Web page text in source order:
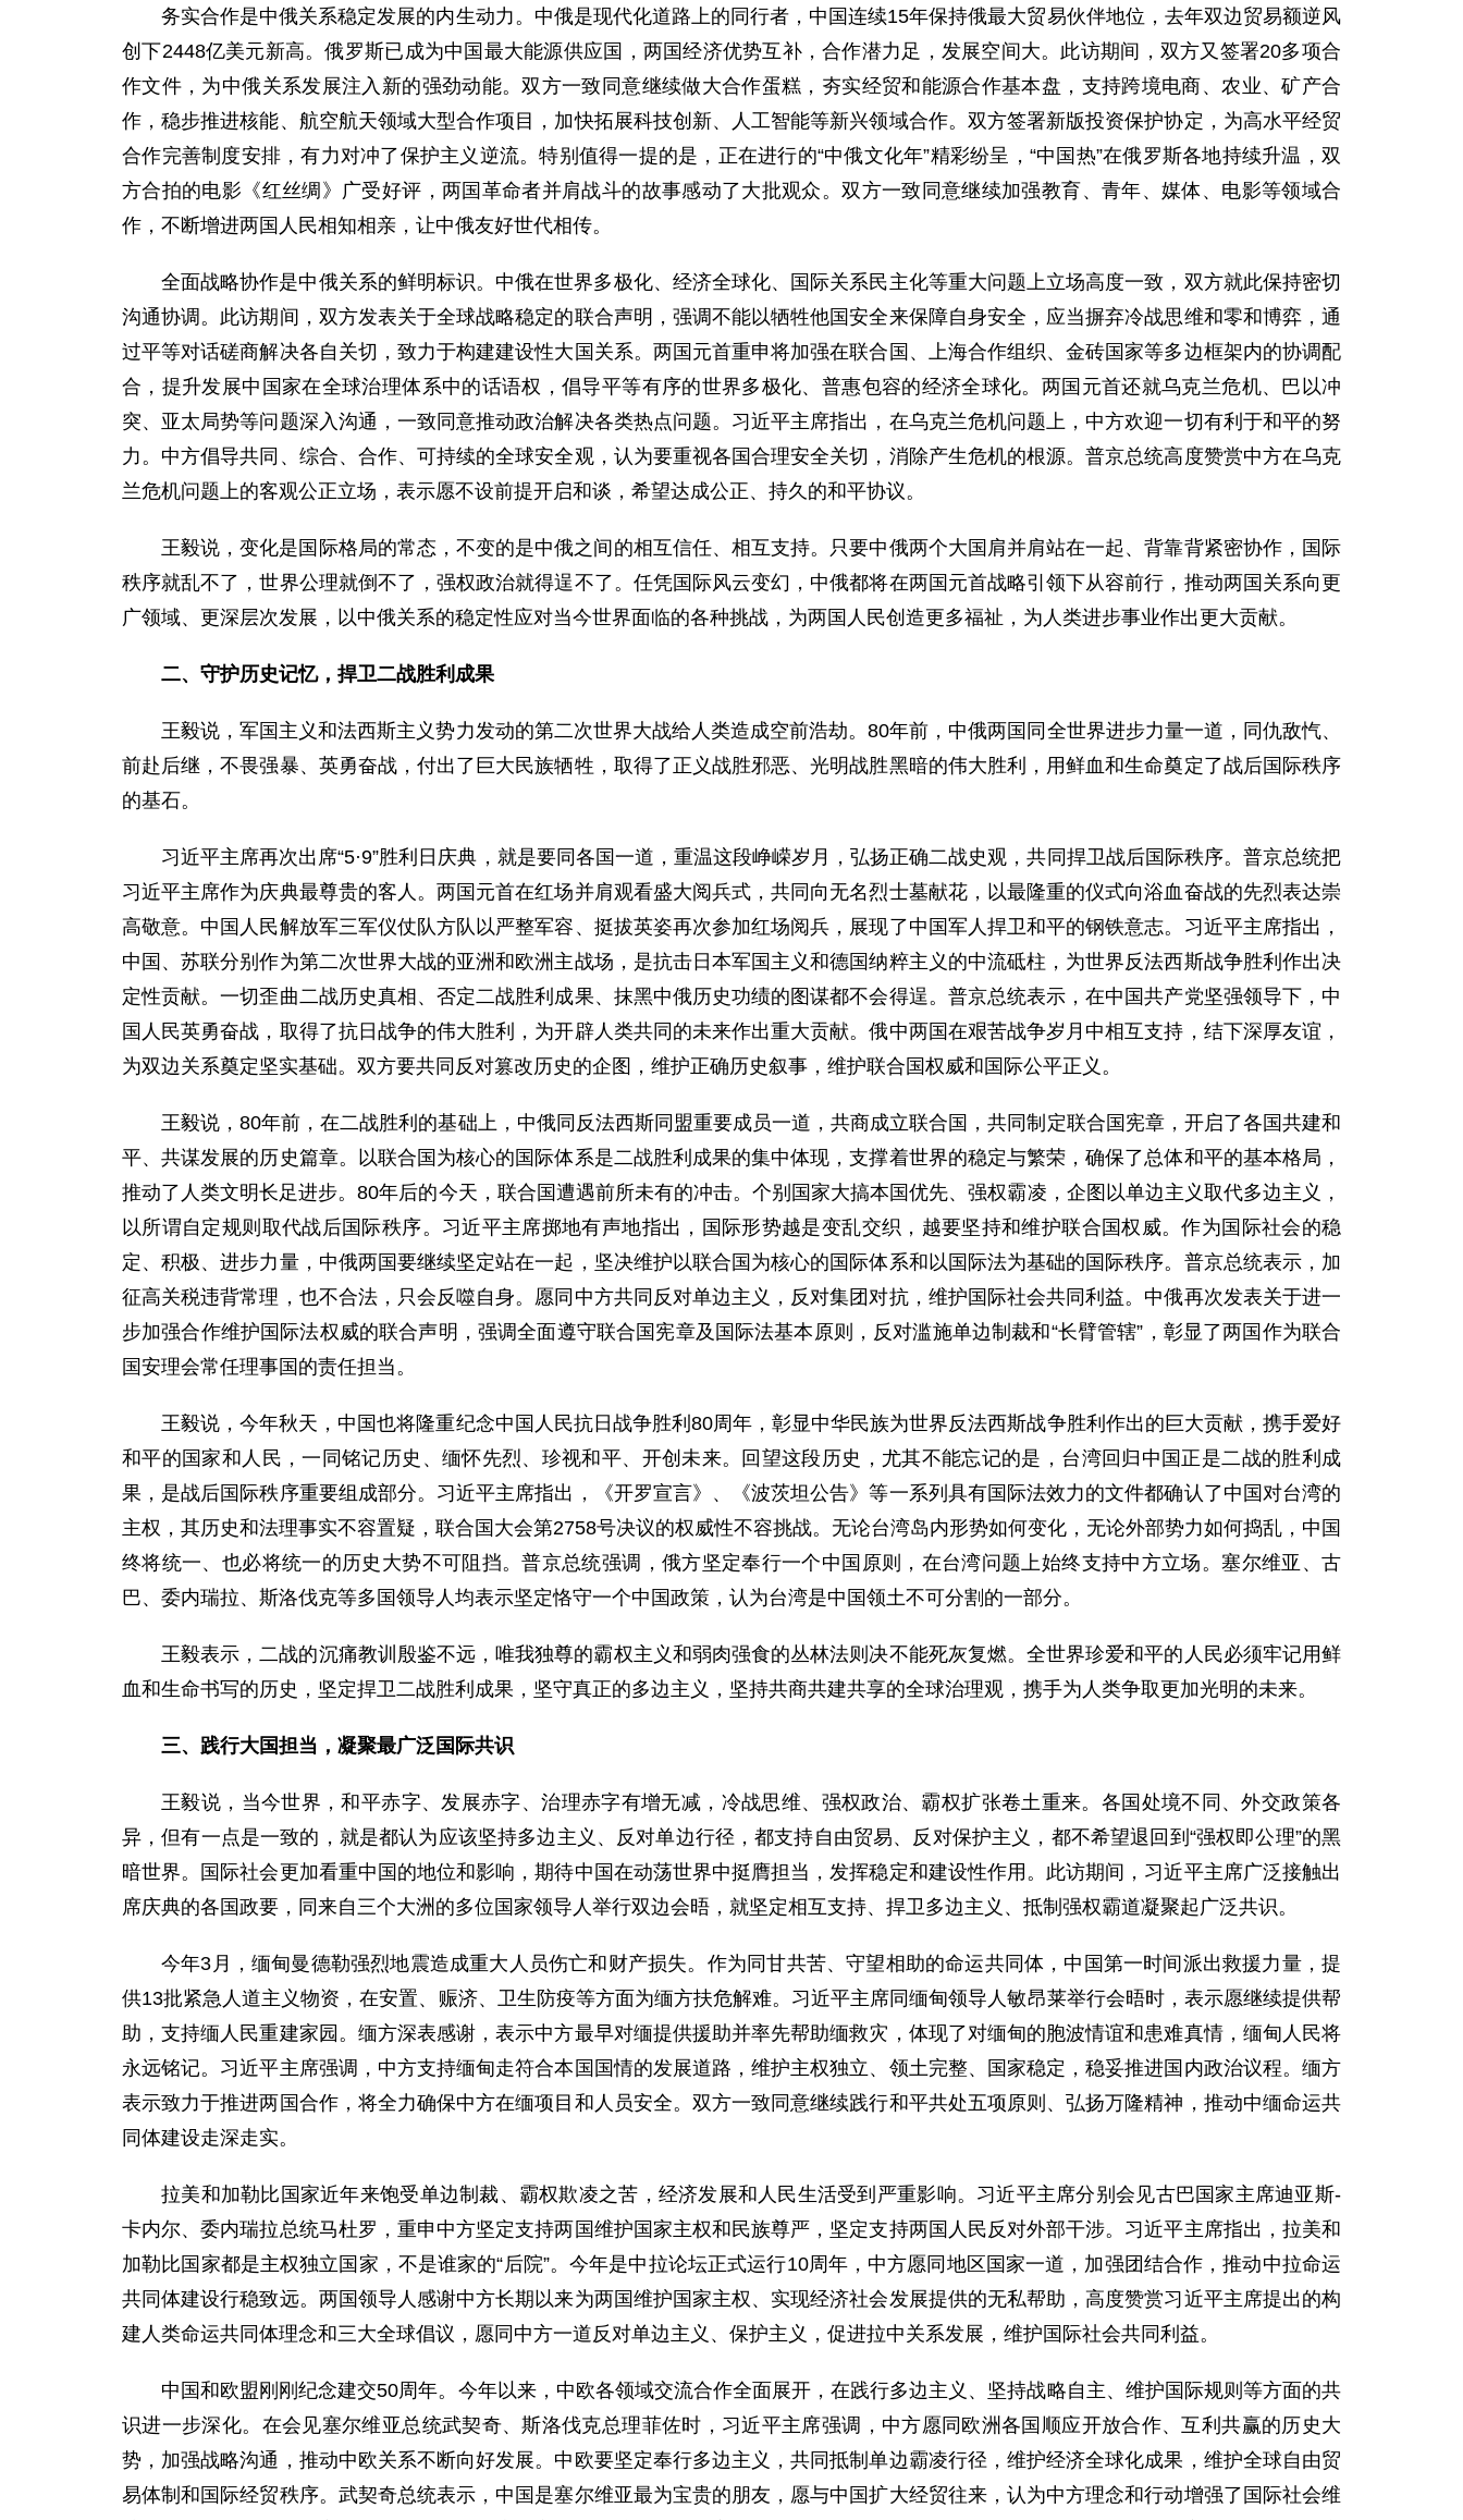
务实合作是中俄关系稳定发展的内生动力。中俄是现代化道路上的同行者，中国连续15年保持俄最大贸易伙伴地位，去年双边贸易额逆风
创下2448亿美元新高。俄罗斯已成为中国最大能源供应国，两国经济优势互补，合作潜力足，发展空间大。此访期间，双方又签署20多项合
作文件，为中俄关系发展注入新的强劲动能。双方一致同意继续做大合作蛋糕，夯实经贸和能源合作基本盘，支持跨境电商、农业、矿产合
作，稳步推进核能、航空航天领域大型合作项目，加快拓展科技创新、人工智能等新兴领域合作。双方签署新版投资保护协定，为高水平经贸
合作完善制度安排，有力对冲了保护主义逆流。特别值得一提的是，正在进行的“中俄文化年”精彩纷呈，“中国热”在俄罗斯各地持续升温，双
方合拍的电影《红丝绸》广受好评，两国革命者并肩战斗的故事感动了大批观众。双方一致同意继续加强教育、青年、媒体、电影等领域合
作，不断增进两国人民相知相亲，让中俄友好世代相传。
全面战略协作是中俄关系的鲜明标识。中俄在世界多极化、经济全球化、国际关系民主化等重大问题上立场高度一致，双方就此保持密切
沟通协调。此访期间，双方发表关于全球战略稳定的联合声明，强调不能以牺牲他国安全来保障自身安全，应当摒弃冷战思维和零和博弈，通
过平等对话磋商解决各自关切，致力于构建建设性大国关系。两国元首重申将加强在联合国、上海合作组织、金砖国家等多边框架内的协调配
合，提升发展中国家在全球治理体系中的话语权，倡导平等有序的世界多极化、普惠包容的经济全球化。两国元首还就乌克兰危机、巴以冲
突、亚太局势等问题深入沟通，一致同意推动政治解决各类热点问题。习近平主席指出，在乌克兰危机问题上，中方欢迎一切有利于和平的努
力。中方倡导共同、综合、合作、可持续的全球安全观，认为要重视各国合理安全关切，消除产生危机的根源。普京总统高度赞赏中方在乌克
兰危机问题上的客观公正立场，表示愿不设前提开启和谈，希望达成公正、持久的和平协议。
王毅说，变化是国际格局的常态，不变的是中俄之间的相互信任、相互支持。只要中俄两个大国肩并肩站在一起、背靠背紧密协作，国际
秩序就乱不了，世界公理就倒不了，强权政治就得逞不了。任凭国际风云变幻，中俄都将在两国元首战略引领下从容前行，推动两国关系向更
广领域、更深层次发展，以中俄关系的稳定性应对当今世界面临的各种挑战，为两国人民创造更多福祉，为人类进步事业作出更大贡献。
二、守护历史记忆，捍卫二战胜利成果
王毅说，军国主义和法西斯主义势力发动的第二次世界大战给人类造成空前浩劫。80年前，中俄两国同全世界进步力量一道，同仇敌忾、
前赴后继，不畏强暴、英勇奋战，付出了巨大民族牺牲，取得了正义战胜邪恶、光明战胜黑暗的伟大胜利，用鲜血和生命奠定了战后国际秩序
的基石。
习近平主席再次出席“5·9”胜利日庆典，就是要同各国一道，重温这段峥嵘岁月，弘扬正确二战史观，共同捍卫战后国际秩序。普京总统把
习近平主席作为庆典最尊贵的客人。两国元首在红场并肩观看盛大阅兵式，共同向无名烈士墓献花，以最隆重的仪式向浴血奋战的先烈表达崇
高敬意。中国人民解放军三军仪仗队方队以严整军容、挺拔英姿再次参加红场阅兵，展现了中国军人捍卫和平的钢铁意志。习近平主席指出，
中国、苏联分别作为第二次世界大战的亚洲和欧洲主战场，是抗击日本军国主义和德国纳粹主义的中流砥柱，为世界反法西斯战争胜利作出决
定性贡献。一切歪曲二战历史真相、否定二战胜利成果、抹黑中俄历史功绩的图谋都不会得逞。普京总统表示，在中国共产党坚强领导下，中
国人民英勇奋战，取得了抗日战争的伟大胜利，为开辟人类共同的未来作出重大贡献。俄中两国在艰苦战争岁月中相互支持，结下深厚友谊，
为双边关系奠定坚实基础。双方要共同反对篡改历史的企图，维护正确历史叙事，维护联合国权威和国际公平正义。
王毅说，80年前，在二战胜利的基础上，中俄同反法西斯同盟重要成员一道，共商成立联合国，共同制定联合国宪章，开启了各国共建和
平、共谋发展的历史篇章。以联合国为核心的国际体系是二战胜利成果的集中体现，支撑着世界的稳定与繁荣，确保了总体和平的基本格局，
推动了人类文明长足进步。80年后的今天，联合国遭遇前所未有的冲击。个别国家大搞本国优先、强权霸凌，企图以单边主义取代多边主义，
以所谓自定规则取代战后国际秩序。习近平主席掷地有声地指出，国际形势越是变乱交织，越要坚持和维护联合国权威。作为国际社会的稳
定、积极、进步力量，中俄两国要继续坚定站在一起，坚决维护以联合国为核心的国际体系和以国际法为基础的国际秩序。普京总统表示，加
征高关税违背常理，也不合法，只会反噬自身。愿同中方共同反对单边主义，反对集团对抗，维护国际社会共同利益。中俄再次发表关于进一
步加强合作维护国际法权威的联合声明，强调全面遵守联合国宪章及国际法基本原则，反对滥施单边制裁和“长臂管辖”，彰显了两国作为联合
国安理会常任理事国的责任担当。
王毅说，今年秋天，中国也将隆重纪念中国人民抗日战争胜利80周年，彰显中华民族为世界反法西斯战争胜利作出的巨大贡献，携手爱好
和平的国家和人民，一同铭记历史、缅怀先烈、珍视和平、开创未来。回望这段历史，尤其不能忘记的是，台湾回归中国正是二战的胜利成
果，是战后国际秩序重要组成部分。习近平主席指出，《开罗宣言》、《波茨坦公告》等一系列具有国际法效力的文件都确认了中国对台湾的
主权，其历史和法理事实不容置疑，联合国大会第2758号决议的权威性不容挑战。无论台湾岛内形势如何变化，无论外部势力如何捣乱，中国
终将统一、也必将统一的历史大势不可阻挡。普京总统强调，俄方坚定奉行一个中国原则，在台湾问题上始终支持中方立场。塞尔维亚、古
巴、委内瑞拉、斯洛伐克等多国领导人均表示坚定恪守一个中国政策，认为台湾是中国领土不可分割的一部分。
王毅表示，二战的沉痛教训殷鉴不远，唯我独尊的霸权主义和弱肉强食的丛林法则决不能死灰复燃。全世界珍爱和平的人民必须牢记用鲜
血和生命书写的历史，坚定捍卫二战胜利成果，坚守真正的多边主义，坚持共商共建共享的全球治理观，携手为人类争取更加光明的未来。
三、践行大国担当，凝聚最广泛国际共识
王毅说，当今世界，和平赤字、发展赤字、治理赤字有增无减，冷战思维、强权政治、霸权扩张卷土重来。各国处境不同、外交政策各
异，但有一点是一致的，就是都认为应该坚持多边主义、反对单边行径，都支持自由贸易、反对保护主义，都不希望退回到“强权即公理”的黑
暗世界。国际社会更加看重中国的地位和影响，期待中国在动荡世界中挺膺担当，发挥稳定和建设性作用。此访期间，习近平主席广泛接触出
席庆典的各国政要，同来自三个大洲的多位国家领导人举行双边会晤，就坚定相互支持、捍卫多边主义、抵制强权霸道凝聚起广泛共识。
今年3月，缅甸曼德勒强烈地震造成重大人员伤亡和财产损失。作为同甘共苦、守望相助的命运共同体，中国第一时间派出救援力量，提
供13批紧急人道主义物资，在安置、赈济、卫生防疫等方面为缅方扶危解难。习近平主席同缅甸领导人敏昂莱举行会晤时，表示愿继续提供帮
助，支持缅人民重建家园。缅方深表感谢，表示中方最早对缅提供援助并率先帮助缅救灾，体现了对缅甸的胞波情谊和患难真情，缅甸人民将
永远铭记。习近平主席强调，中方支持缅甸走符合本国国情的发展道路，维护主权独立、领土完整、国家稳定，稳妥推进国内政治议程。缅方
表示致力于推进两国合作，将全力确保中方在缅项目和人员安全。双方一致同意继续践行和平共处五项原则、弘扬万隆精神，推动中缅命运共
同体建设走深走实。
拉美和加勒比国家近年来饱受单边制裁、霸权欺凌之苦，经济发展和人民生活受到严重影响。习近平主席分别会见古巴国家主席迪亚斯-
卡内尔、委内瑞拉总统马杜罗，重申中方坚定支持两国维护国家主权和民族尊严，坚定支持两国人民反对外部干涉。习近平主席指出，拉美和
加勒比国家都是主权独立国家，不是谁家的“后院”。今年是中拉论坛正式运行10周年，中方愿同地区国家一道，加强团结合作，推动中拉命运
共同体建设行稳致远。两国领导人感谢中方长期以来为两国维护国家主权、实现经济社会发展提供的无私帮助，高度赞赏习近平主席提出的构
建人类命运共同体理念和三大全球倡议，愿同中方一道反对单边主义、保护主义，促进拉中关系发展，维护国际社会共同利益。
中国和欧盟刚刚纪念建交50周年。今年以来，中欧各领域交流合作全面展开，在践行多边主义、坚持战略自主、维护国际规则等方面的共
识进一步深化。在会见塞尔维亚总统武契奇、斯洛伐克总理菲佐时，习近平主席强调，中方愿同欧洲各国顺应开放合作、互利共赢的历史大
势，加强战略沟通，推动中欧关系不断向好发展。中欧要坚定奉行多边主义，共同抵制单边霸凌行径，维护经济全球化成果，维护全球自由贸
易体制和国际经贸秩序。武契奇总统表示，中国是塞尔维亚最为宝贵的朋友，愿与中国扩大经贸往来，认为中方理念和行动增强了国际社会维